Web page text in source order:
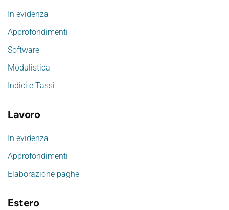
In evidenza
Approfondimenti
Software
Modulistica
Indici e Tassi
Lavoro
In evidenza
Approfondimenti
Elaborazione paghe
Estero